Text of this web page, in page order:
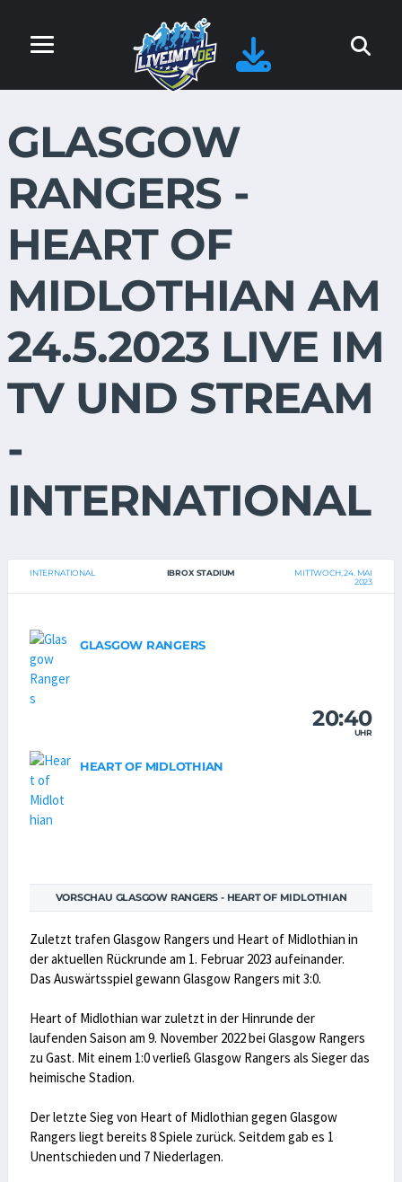
GLASGOW
RANGERS -
HEART OF
MIDLOTHIAN AM
24.5.2023 LIVE IM
TV UND STREAM
-
INTERNATIONAL
INTERNATIONAL IBROX STADIUM
MITTWOCH, 24. MAI
2023
GLASGOW RANGERS
20:40
UHR
HEART OF MIDLOTHIAN
VORSCHAU GLASGOW RANGERS - HEART OF MIDLOTHIAN
Zuletzt trafen Glasgow Rangers und Heart of Midlothian in
der aktuellen Rückrunde am 1. Februar 2023 aufeinander.
Das Auswärtsspiel gewann Glasgow Rangers mit 3:0.
Heart of Midlothian war zuletzt in der Hinrunde der
laufenden Saison am 9. November 2022 bei Glasgow Rangers
zu Gast. Mit einem 1:0 verließ Glasgow Rangers als Sieger das
heimische Stadion.
Der letzte Sieg von Heart of Midlothian gegen Glasgow
Rangers liegt bereits 8 Spiele zurück. Seitdem gab es 1
Unentschieden und 7 Niederlagen.